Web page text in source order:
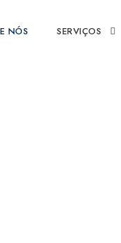
NÓS SERVIÇOS